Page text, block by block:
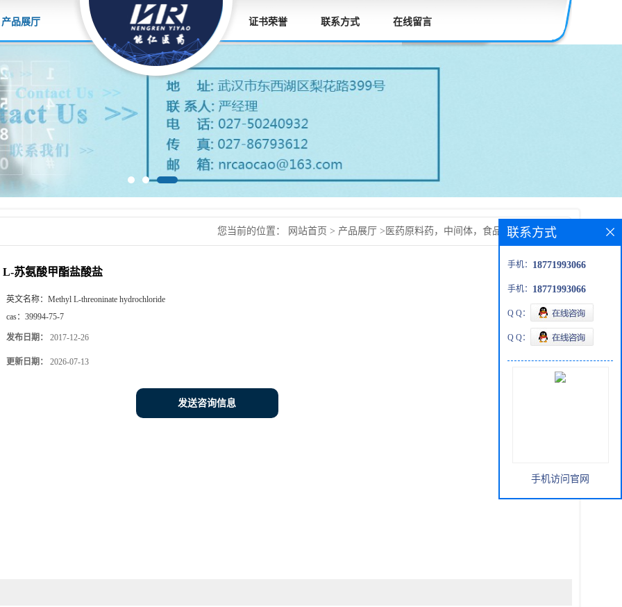
产品展厅 证书荣誉 联系方式 在线留言
您当前的位置： 网站首页 > 产品展厅 > 医药原料药，中间体，食品添加剂，兽药
L-苏氨酸甲酯盐酸盐
英文名称： Methyl L-threoninate hydrochloride
cas： 39994-75-7
发布日期： 2017-12-26
更新日期： 2026-07-13
发送咨询信息
联系方式
手机： 18771993066
手机： 18771993066
Q Q：
Q Q：
手机访问官网